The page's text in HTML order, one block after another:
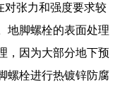
对张力和强度要求较
地脚螺栓的表面处理
，因为大部分地下预
螺栓进行热镀锌防腐